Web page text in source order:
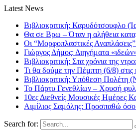
Latest News
Βιβλιοκριτική: Καρυδότσουφλο
Θα σε Βρω – Όταν η αλήθεια
Οι “Μορφοπλαστικές
Γιώργος Δήμος: Διηγήματα
Βιβλιοκριτική: Στα χρόνια της
Τι θα δούμε την Πέμπτη (6/8) στις
Βιβλιοκριτική: Υπόθεση Πολέτη
Το Πάρτυ Γενεθλίων – Χρυσή
10ες Διεθνείς Μουσικές Ημέρες
Αιμίλιος Σαμόλης: Προσπαθώ όσο
Search for: